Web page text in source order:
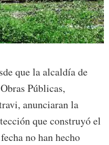
que la alcaldía de
Públicas,
anunciaran la
que construyó el
no han hecho